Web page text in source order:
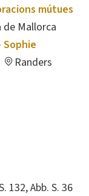
mútues
de Mallorca
Sophie
Randers
132, Abb. S. 36